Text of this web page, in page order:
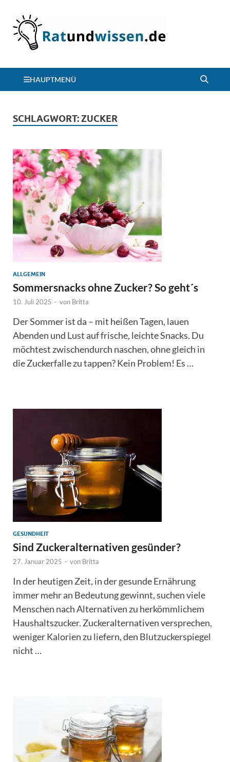
HAUPTMENÜ
SCHLAGWORT:ZUCKER
ALLGEMEIN
Sommersnacks ohne Zucker? So geht´s
10. Juli 2025 - von Britta
Der Sommer ist da – mit heißen Tagen, lauen
Abenden und Lust auf frische, leichte Snacks. Du
möchtest zwischendurch naschen, ohne gleich in
die Zuckerfalle zu tappen? Kein Problem! Es …
GESUNDHEIT
Sind Zuckeralternativen gesünder?
27. Januar 2025 - von Britta
In der heutigen Zeit, in der gesunde Ernährung
immer mehr an Bedeutung gewinnt, suchen viele
Menschen nach Alternativen zu herkömmlichem
Haushaltszucker. Zuckeralternativen versprechen,
weniger Kalorien zu liefern, den Blutzuckerspiegel
nicht …